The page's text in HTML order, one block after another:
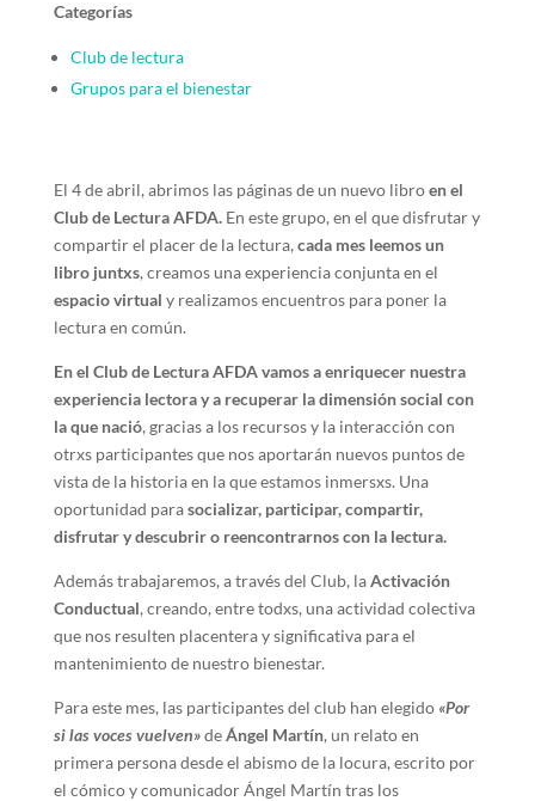
Categorías
Club de lectura
Grupos para el bienestar
El 4 de abril, abrimos las páginas de un nuevo libroen el
Club de Lectura AFDA. En este grupo, en el que disfrutar y
compartir el placer de la lectura, cada mes leemos un
libro juntxs, creamos una experiencia conjunta en el
espacio virtual y realizamos encuentros para poner la
lectura en común.
En el Club de Lectura AFDA vamos a enriquecer nuestra
experiencia lectora y a recuperar la dimensión social con
la que nació, gracias a los recursos y la interacción con
otrxs participantes que nos aportarán nuevos puntos de
vista de la historia en la que estamos inmersxs. Una
oportunidad parasocializar, participar, compartir,
disfrutar y descubrir o reencontrarnos con la lectura.
Además trabajaremos, a través del Club, laActivación
Conductual, creando, entre todxs, una actividad colectiva
que nos resulten placentera y significativa para el
mantenimiento de nuestro bienestar.
Para este mes, las participantes del club han elegido «Por
si las voces vuelven»deÁngel Martín, un relato en
primera persona desde el abismo de la locura, escrito por
el cómico y comunicador Ángel Martín tras los